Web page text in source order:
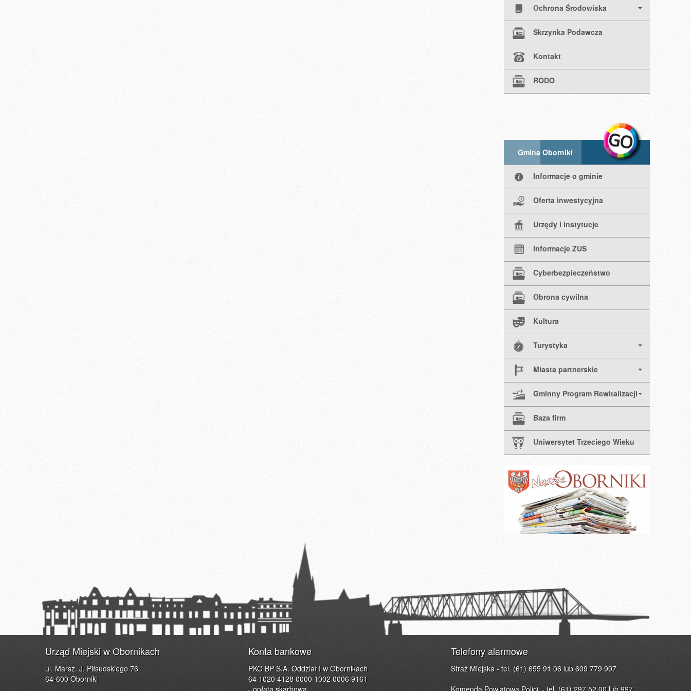
Ochrona Środowiska
Skrzynka Podawcza
Kontakt
RODO
Gmina Oborniki
Informacje o gminie
Oferta inwestycyjna
Urzędy i instytucje
Informacje ZUS
Cyberbezpieczeństwo
Obrona cywilna
Kultura
Turystyka
Miasta partnerskie
Gminny Program Rewitalizacji
Baza firm
Uniwersytet Trzeciego Wieku
Urząd Miejski w Obornikach
ul. Marsz. J. Piłsudskiego 76
64-600 Oborniki
Konta bankowe
PKO BP S.A. Oddział I w Obornikach
64 1020 4128 0000 1002 0006 9161
Telefony alarmowe
Straż Miejska - tel. (61) 655 91 06 lub 609 779 997